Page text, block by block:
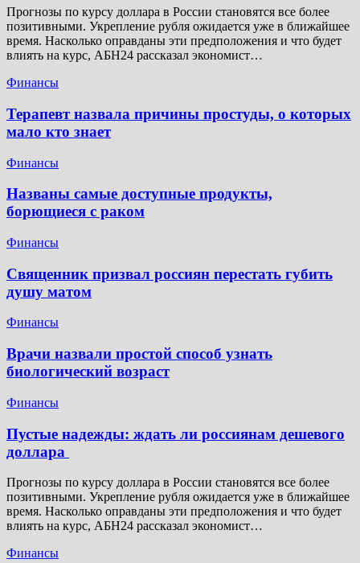
Прогнозы по курсу доллара в России становятся все более
позитивными. Укрепление рубля ожидается уже в ближайшее
время. Насколько оправданы эти предположения и что будет
влиять на курс, АБН24 рассказал экономист…
Финансы
Терапевт назвала причины простуды, о которых
мало кто знает
Финансы
Названы самые доступные продукты,
борющиеся с раком
Финансы
Священник призвал россиян перестать губить
душу матом
Финансы
Врачи назвали простой способ узнать
биологический возраст
Финансы
Пустые надежды: ждать ли россиянам дешевого
доллара
Прогнозы по курсу доллара в России становятся все более
позитивными. Укрепление рубля ожидается уже в ближайшее
время. Насколько оправданы эти предположения и что будет
влиять на курс, АБН24 рассказал экономист…
Финансы